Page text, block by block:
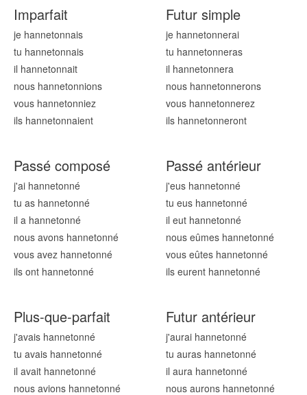
Imparfait
je hannetonnais
tu hannetonnais
il hannetonnait
nous hannetonnions
vous hannetonniez
ils hannetonnaient
Futur simple
je hannetonnerai
tu hannetonneras
il hannetonnera
nous hannetonnerons
vous hannetonnerez
ils hannetonneront
Passé composé
j'ai hannetonné
tu as hannetonné
il a hannetonné
nous avons hannetonné
vous avez hannetonné
ils ont hannetonné
Passé antérieur
j'eus hannetonné
tu eus hannetonné
il eut hannetonné
nous eûmes hannetonné
vous eûtes hannetonné
ils eurent hannetonné
Plus-que-parfait
j'avais hannetonné
tu avais hannetonné
il avait hannetonné
nous avions hannetonné
Futur antérieur
j'aurai hannetonné
tu auras hannetonné
il aura hannetonné
nous aurons hannetonné